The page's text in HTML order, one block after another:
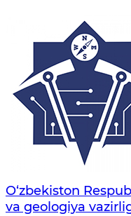
O‘zbekiston
va geologiya